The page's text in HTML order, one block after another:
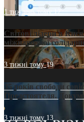
1 тиждень тому12
Світові лідери в
міжнародної
3 тижні тому19
35 років свободи
Предстоятеля.
3 тижні тому 13